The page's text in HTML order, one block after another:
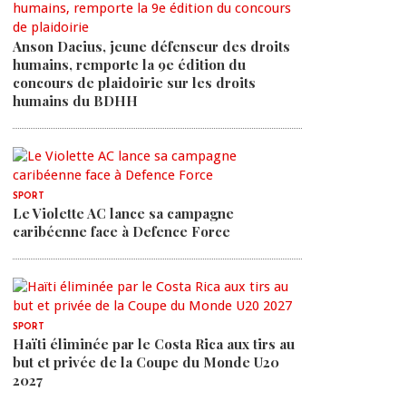
Anson Dacius, jeune défenseur des droits
humains, remporte la 9e édition du
concours de plaidoirie sur les droits
humains du BDHH
SPORT
Le Violette AC lance sa campagne
caribéenne face à Defence Force
SPORT
Haïti éliminée par le Costa Rica aux tirs au
but et privée de la Coupe du Monde U20
2027